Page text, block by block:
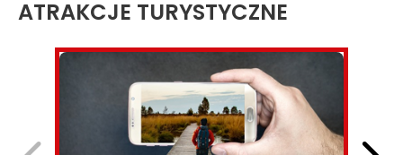
ATRAKCJE TURYSTYCZNE